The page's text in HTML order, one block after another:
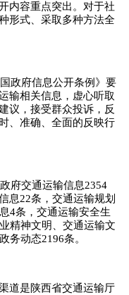
内容重点突出。对于社
形式、采取多种方法全
政府信息公开条例》要
输相关信息，虚心听取
议，接受群众投诉，反
、准确、全面的反映行
府交通运输信息2354
息22条，交通运输规划
4条，交通运输安全生
精神文明、交通运输文
务动态2196条。
是陕西省交通运输厅